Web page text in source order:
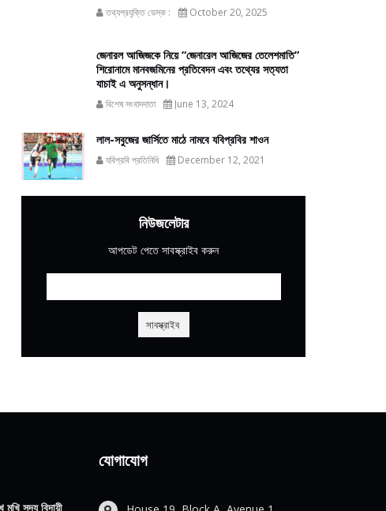
তথ্যপ্রযুক্তি ডেস্ক : October 20, 2025
জেনারল আজিজকে নিয়ে “জেনারেল আজিজের তেলেশমাতি”
শিরোনামে মানবজমিনের প্রতিবেদন এবং তথ্যের সত্যতা
যাচাই এ অনুসন্ধান।
বিশেষ সংবাদদাতা June 13, 2024
লাল-সবুজের জার্সিতে মাঠে নামবে যবিপ্রবির শাওন
যবিপ্রবি প্রতিনিধি December 12, 2021
নিউজলেটার
আপডেট পেতে সাবস্ক্রাইব করুন
সদ্য বিদায়ী
যোগাযোগ